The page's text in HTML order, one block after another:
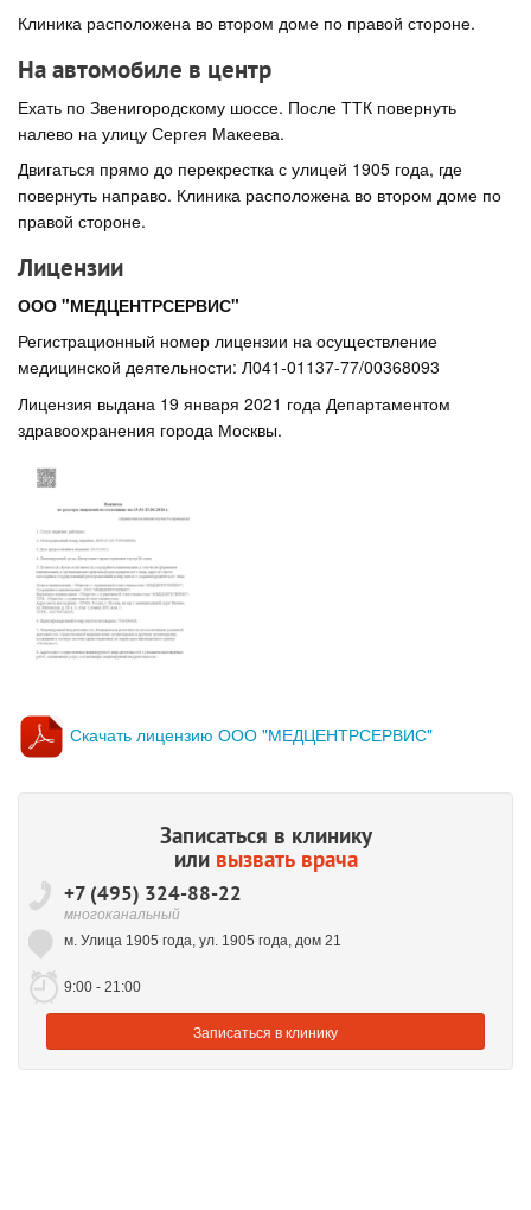
Клиника расположена во втором доме по правой стороне.
На автомобиле в центр
Ехать по Звенигородскому шоссе. После ТТК повернуть
налево на улицу Сергея Макеева.
Двигаться прямо до перекрестка с улицей 1905 года, где
повернуть направо. Клиника расположена во втором доме по
правой стороне.
Лицензии
ООО "МЕДЦЕНТРСЕРВИС"
Регистрационный номер лицензии на осуществление
медицинской деятельности: Л041-01137-77/00368093
Лицензия выдана 19 января 2021 года Департаментом
здравоохранения города Москвы.
Скачать лицензию ООО "МЕДЦЕНТРСЕРВИС"
Записаться в клинику
или вызвать врача
+7 (495) 324-88-22
многоканальный
м. Улица 1905 года, ул. 1905 года, дом 21
9:00 - 21:00
Записаться в клинику